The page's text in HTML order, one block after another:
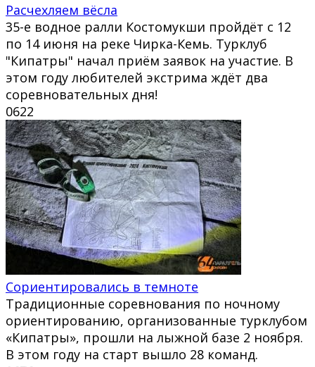
Расчехляем вёсла
35-е водное ралли Костомукши пройдёт с 12
по 14 июня на реке Чирка-Кемь. Турклуб
"Кипатры" начал приём заявок на участие. В
этом году любителей экстрима ждёт два
соревновательных дня!
0622
Сориентировались в темноте
Традиционные соревнования по ночному
ориентированию, организованные турклубом
«Кипатры», прошли на лыжной базе 2 ноября.
В этом году на старт вышло 28 команд.